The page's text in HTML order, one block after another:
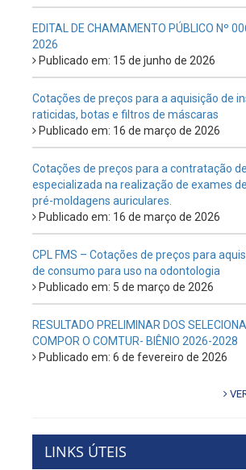
EDITAL DE CHAMAMENTO PÚBLICO Nº
2026
Publicado em: 15 de junho de 2026
Cotações de preços para a aquisição de
raticidas, botas e filtros de máscaras
Publicado em: 16 de março de 2026
Cotações de preços para a contratação
especializada na realização de exames
pré-moldagens auriculares.
Publicado em: 16 de março de 2026
CPL FMS – Cotações de preços para
de consumo para uso na odontologia
Publicado em: 5 de março de 2026
RESULTADO PRELIMINAR DOS
COMPOR O COMTUR- BIÊNIO 2026-2028
Publicado em: 6 de fevereiro de 2026
LINKS ÚTEIS